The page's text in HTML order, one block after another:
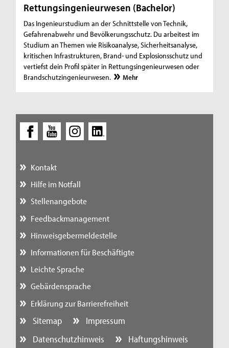
Rettungsingenieurwesen (Bachelor)
Das Ingenieurstudium an der Schnittstelle von Technik,
Gefahrenabwehr und Bevölkerungsschutz. Du arbeitest im
Studium an Themen wie Risikoanalyse, Sicherheitsanalyse,
kritischen Infrastrukturen, Brand- und Explosionsschutz und
vertiefst dein Profil später in Rettungsingenieurwesen oder
Brandschutzingenieurwesen.
Mehr
Kontakt
Hilfe im Notfall
Stellenangebote
Feedbackmanagement
Hinweisgebermeldestelle
Informationen für Beschäftigte
Leichte Sprache
Gebärdensprache
Erklärung zur Barrierefreiheit
Sitemap
Impressum
Datenschutzhinweis
Haftungshinweis